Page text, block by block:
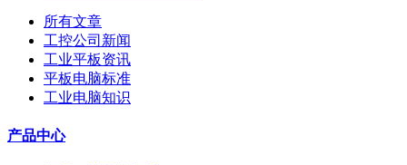
所有文章
工控公司新闻
工业平板资讯
平板电脑标准
工业电脑知识
产品中心